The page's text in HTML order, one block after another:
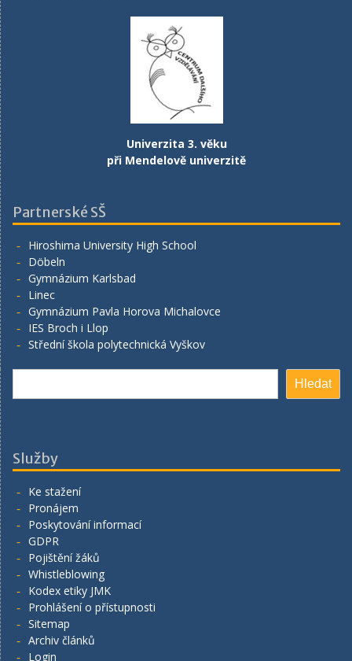
Univerzita 3. věku
při Mendelově univerzitě
Partnerské SŠ
Hiroshima University High School
Döbeln
Gymnázium Karlsbad
Linec
Gymnázium Pavla Horova Michalovce
IES Broch i Llop
Střední škola polytechnická Vyškov
Hledat
Služby
Ke stažení
Pronájem
Poskytování informací
GDPR
Pojištění žáků
Whistleblowing
Kodex etiky JMK
Prohlášení o přístupnosti
Sitemap
Archiv článků
Login